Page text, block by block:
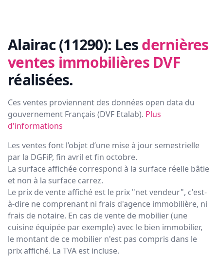
Alairac (11290): Lesdernières
ventes immobilières DVF
réalisées.
Ces ventes proviennent des données open data du
gouvernement Français (DVF Etalab). Plus
d'informations
Les ventes font l’objet d’une mise à jour semestrielle
par la DGFiP, fin avril et fin octobre.
La surface affichée correspond à la surface réelle bâtie
et non à la surface carrez.
Le prix de vente affiché est le prix "net vendeur", c'est-
à-dire ne comprenant ni frais d'agence immobilière, ni
frais de notaire. En cas de vente de mobilier (une
cuisine équipée par exemple) avec le bien immobilier,
le montant de ce mobilier n'est pas compris dans le
prix affiché. La TVA est incluse.